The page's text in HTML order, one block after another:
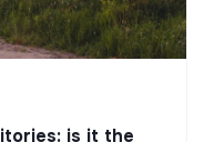
is it the